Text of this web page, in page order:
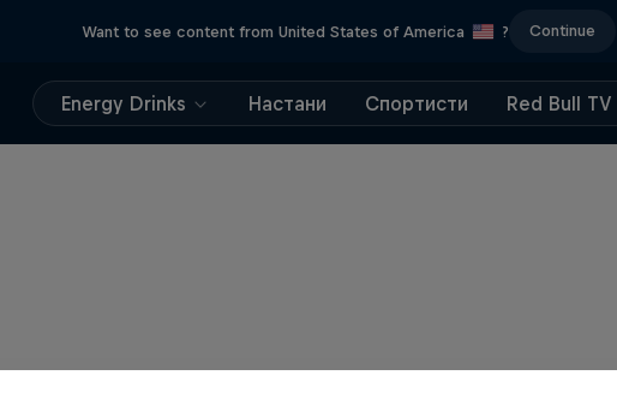
Want to see content from United States of America ? Continue
Energy Drinks Настани Спортисти Red Bull TV